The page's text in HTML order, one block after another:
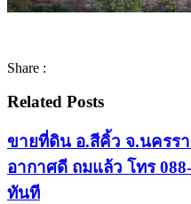
Share :
Related Posts
ขายที่ดิน อ.สีคิ้ว จ.นครร
อากาศดี ถมแล้ว โทร
ทันที